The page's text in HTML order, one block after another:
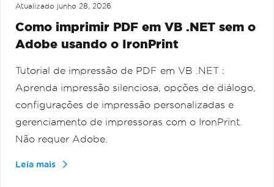
Atualizado junho 28, 2026
Como imprimir PDF em VB .NET sem o
Adobe usando o IronPrint
Tutorial de impressão de PDF em VB .NET :
Aprenda impressão silenciosa, opções de diálogo,
configurações de impressão personalizadas e
gerenciamento de impressoras com o IronPrint.
Não requer Adobe.
Leia mais